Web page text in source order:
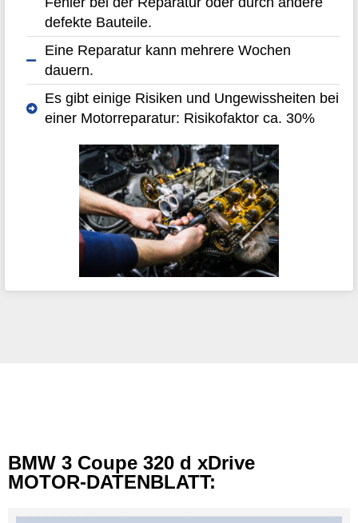
defekte Bauteile.
Eine Reparatur kann mehrere Wochen
dauern.
Es gibt einige Risiken und Ungewissheiten bei
einer Motorreparatur: Risikofaktor ca. 30%
BMW 3 Coupe 320 d xDrive
MOTOR-DATENBLATT: